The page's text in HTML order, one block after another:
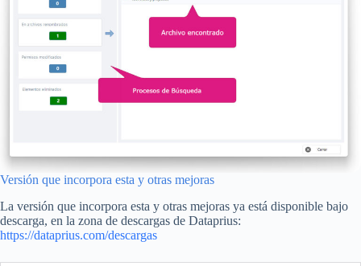
Versión que incorpora esta y otras mejoras
La versión que incorpora esta y otras mejoras ya está disponible bajo
descarga, en la zona de descargas de Dataprius:
https://dataprius.com/descargas